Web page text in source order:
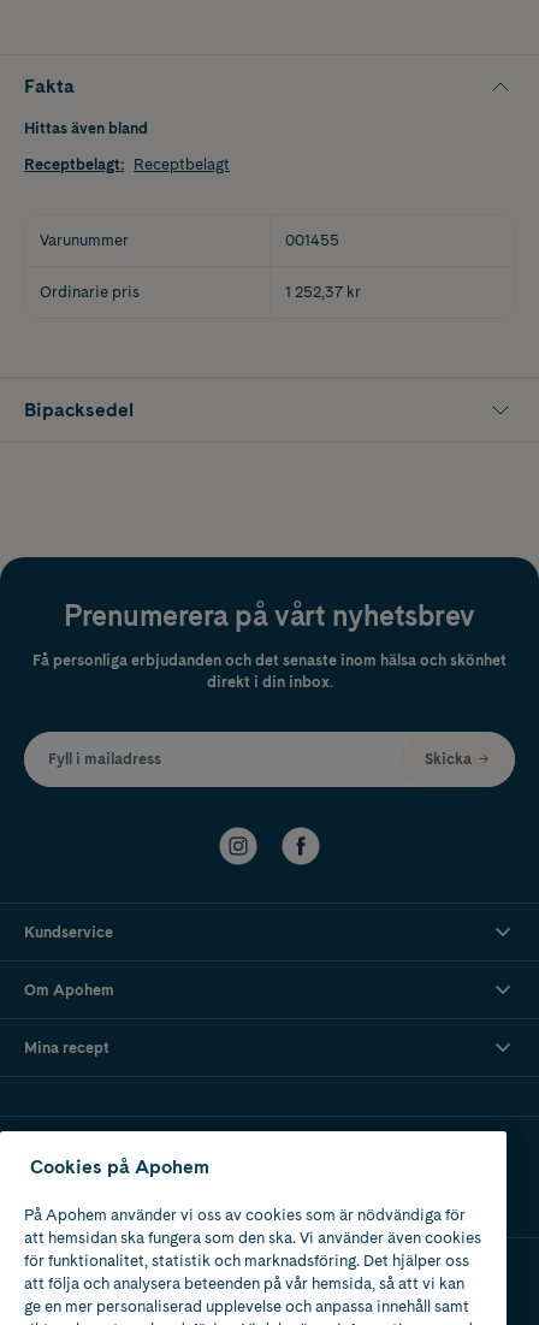
Fakta
Hittas även bland
Receptbelagt: Receptbelagt
Varunummer 001455
Ordinarie pris 1 252,37 kr
Bipacksedel
Prenumerera på vårt nyhetsbrev
Få personliga erbjudanden och det senaste inom hälsa och skönhet
direkt i din inbox.
Fyll i mailadress Skicka
Kundservice
Om Apohem
Mina recept
Apotek med tillstånd
av Läkemedelsverket
Cookies på Apohem
På Apohem använder vi oss av cookies som är nödvändiga för
att hemsidan ska fungera som den ska. Vi använder även cookies
för funktionalitet, statistik och marknadsföring. Det hjälper oss
att följa och analysera beteenden på vår hemsida, så att vi kan
ge en mer personaliserad upplevelse och anpassa innehåll samt